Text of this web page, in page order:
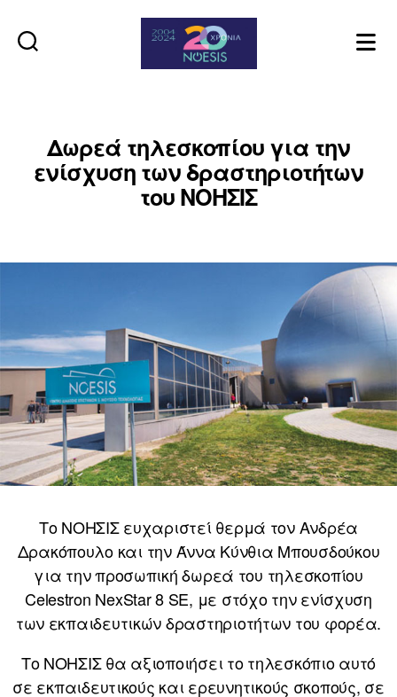
Δωρεά τηλεσκοπίου για την
ενίσχυση των δραστηριοτήτων
του ΝΟΗΣΙΣ
Το ΝΟΗΣΙΣ ευχαριστεί θερμά τον Ανδρέα
Δρακόπουλο και την Άννα Κύνθια Μπουσδούκου
για την προσωπική δωρεά του τηλεσκοπίου
Celestron NexStar 8 SE, με στόχο την ενίσχυση
των εκπαιδευτικών δραστηριοτήτων του φορέα.
Το ΝΟΗΣΙΣ θα αξιοποιήσει το τηλεσκόπιο αυτό
σε εκπαιδευτικούς και ερευνητικούς σκοπούς, σε